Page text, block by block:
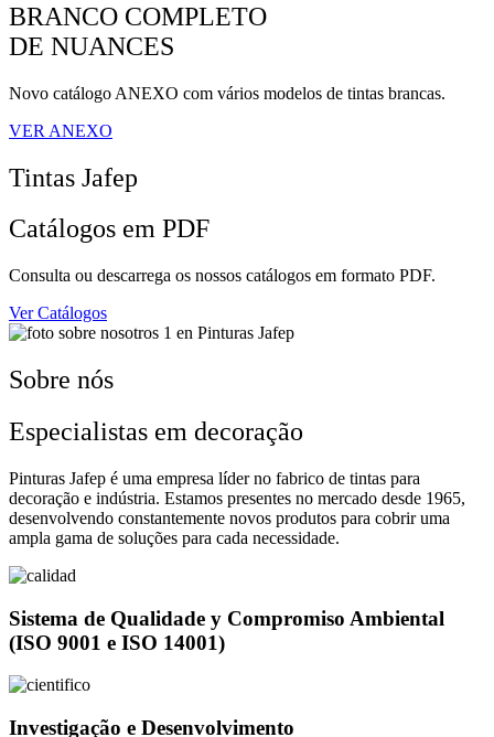
BRANCO COMPLETO
DE NUANCES
Novo catálogo ANEXO com vários modelos de tintas brancas.
VER ANEXO
Tintas Jafep
Catálogos em PDF
Consulta ou descarrega os nossos catálogos em formato PDF.
Ver Catálogos
Sobre nós
Especialistas em decoração
Pinturas Jafep é uma empresa líder no fabrico de tintas para
decoração e indústria. Estamos presentes no mercado desde 1965,
desenvolvendo constantemente novos produtos para cobrir uma
ampla gama de soluções para cada necessidade.
Sistema de Qualidade y Compromiso Ambiental
(ISO 9001 e ISO 14001)
Investigação e Desenvolvimento